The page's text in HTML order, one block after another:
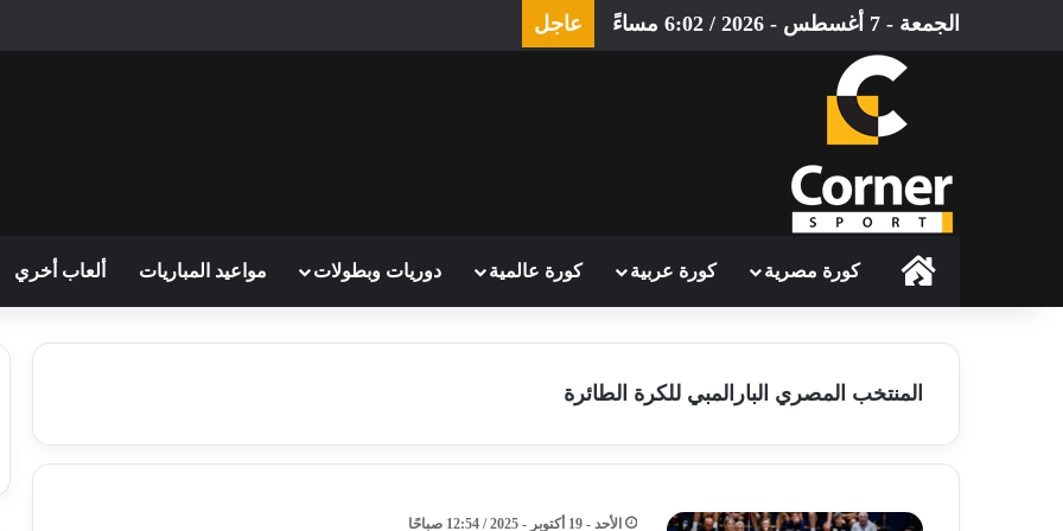
الجمعة - 7 أغسطس - 2026 / 6:02 مساءً عاجل
الرئيسيةكورة مصرية كورة عربية كورة عالمية دوريات وبطولات مواعيد المباريات ألعاب أخري
المنتخب المصري البارالمبي للكرة الطائرة
الأحد - 19 أكتوبر - 2025 / 12:54 صباحًا